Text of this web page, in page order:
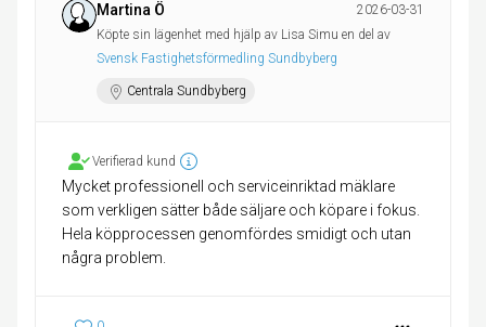
Martina Ö
2026-03-31
Köpte sin lägenhet med hjälp av Lisa Simu en del av
Svensk Fastighetsförmedling Sundbyberg
Centrala Sundbyberg
Verifierad kund
Mycket professionell och serviceinriktad mäklare
som verkligen sätter både säljare och köpare i fokus.
Hela köpprocessen genomfördes smidigt och utan
några problem.